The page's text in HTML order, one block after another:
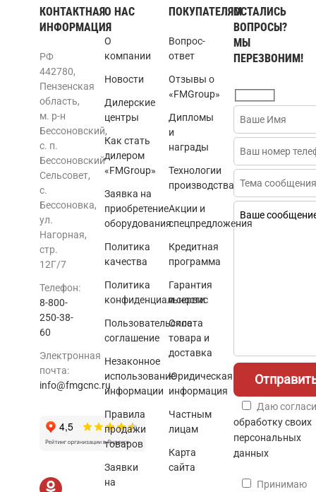
КОНТАКТНАЯ
ИНФОРМАЦИЯ
РФ
442780,
Пензенская
область,
м. р-н
Бессоновский,
с. п.
Бессоновский
Сельсовет,
с.
Бессоновка,
ул.
Нагорная,
стр.
12Г/7
Телефон:
8-800-
250-38-
60
Электронная
почта:
info@fmgcnc.ru
О НАС
О
компании
Новости
Дилерские
центры
Как стать
дилером
«FMGroup»
Заявка на
приобретение
оборудования
Политика
качества
Политика
конфиденциальности
Пользовательское
соглашение
Незаконное
использование
информации
Правила
продажи
товаров
Заявки
на
ПОКУПАТЕЛЯМ
Вопрос-
ответ
Отзывы о
«FMGroup»
Дипломы
и
награды
Технологии
производства
Акции и
спецпредложения
Кредитная
программа
Гарантия
и сервис
Оплата
товара и
доставка
Юридическая
информация
Частным
лицам
Карта
сайта
ОСТАЛИСЬ
ВОПРОСЫ?
МЫ
ПЕРЕЗВОНИМ!
Даю
обработку своих
персональных
данных
Принимаю